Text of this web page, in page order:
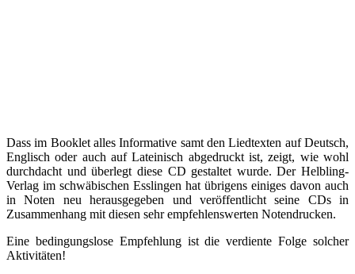
Dass im Booklet alles Informative samt den Liedtexten auf Deutsch,
Englisch oder auch auf Lateinisch abgedruckt ist, zeigt, wie wohl
durchdacht und überlegt diese CD gestaltet wurde. Der Helbling-
Verlag im schwäbischen Esslingen hat übrigens einiges davon auch
in Noten neu herausgegeben und veröffentlicht seine CDs in
Zusammenhang mit diesen sehr empfehlenswerten Notendrucken.
Eine bedingungslose Empfehlung ist die verdiente Folge solcher
Aktivitäten!